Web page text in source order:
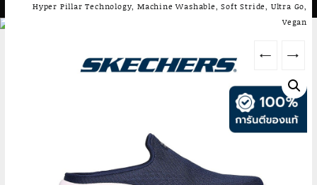
Hyper Pillar Technology, Machine Washable, Soft Stride, Ultra Go,
Vegan
← →